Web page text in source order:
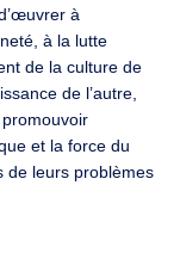
à
à la lutte
de la culture de
de l’autre,
et la force du
de leurs problèmes